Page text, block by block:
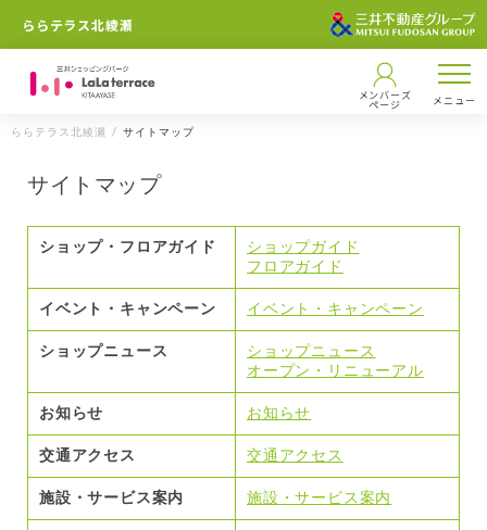
ららテラス北綾瀬
メンバーズ
ページ メニュー
ららテラス北綾瀬 サイトマップ
サイトマップ
ショップ・フロアガイド
ショップガイド
フロアガイド
イベント・キャンペーン イベント・キャンペーン
ショップニュース
ショップニュース
オープン・リニューアル
お知らせ お知らせ
交通アクセス 交通アクセス
施設・サービス案内 施設・サービス案内